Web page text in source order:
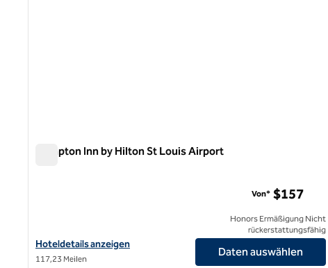
Hampton Inn by Hilton St Louis Airport
Hoteldetails für Hampton Inn by Hilton St Louis Airport anzeigen
Hoteldetails anzeigen
117,23 Meilen
Von* $157
Honors Ermäßigung Nicht
rückerstattungsfähig
Daten auswählen